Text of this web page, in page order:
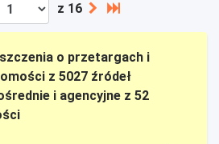
z 16
o przetargach i
z 5027 źródeł
i agencyjne z 52